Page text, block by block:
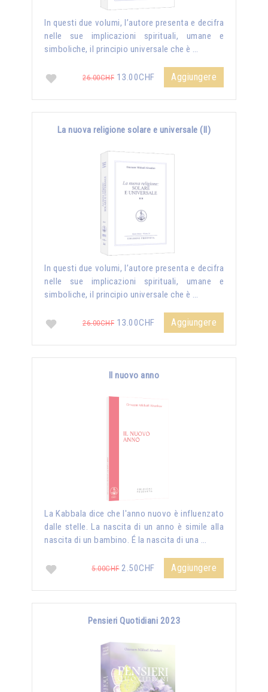
In questi due volumi, l’autore presenta e decifra
nelle sue implicazioni spirituali, umane e
simboliche, il principio universale che è …
26.00CHF 13.00CHF Aggiungere
La nuova religione solare e universale (II)
In questi due volumi, l’autore presenta e decifra
nelle sue implicazioni spirituali, umane e
simboliche, il principio universale che è …
26.00CHF 13.00CHF Aggiungere
Il nuovo anno
La Kabbala dice che l'anno nuovo è influenzato
dalle stelle. La nascita di un anno è simile alla
nascita di un bambino. É la nascita di una …
5.00CHF2.50CHF Aggiungere
Pensieri Quotidiani 2023